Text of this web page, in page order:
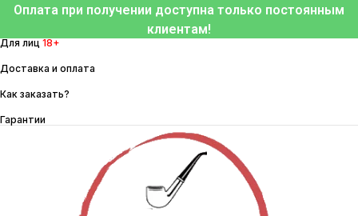
Перейти
содержимому
Оплата при получении доступна только постоянным
клиентам!
Для лиц 18+
Доставка и оплата
Как заказать?
Гарантии